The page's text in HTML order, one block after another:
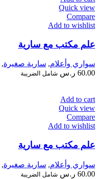
Quick view
Compare
Add to wishlist
علم مكتب مع سارية
سواري وأعلام, سارية صغيرة,
60.00 ر.س شامل الضريبة
Add to cart
Quick view
Compare
Add to wishlist
علم مكتب مع سارية
سواري وأعلام, سارية صغيرة,
60.00 ر.س شامل الضريبة